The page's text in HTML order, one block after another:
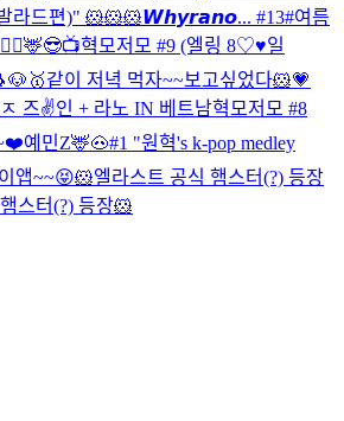
라드편)" 🐹🐹🐹𝙒𝙝𝙮𝙧𝙖𝙣𝙤... #13#여름
🦌😎📺혁모저모 #9 (엘링 8♡♥일
🥇같이 저녁 먹자~~보고싶었다🐹💗
ㅈ 즈✌️인 + 라노 IN 베트남혁모저모 #8
예민Z🦌🐽#1 "원혁's k-pop medley
앱~~😝🐹엘라스트 공식 햄스터(?) 등장
스터(?) 등장🐹